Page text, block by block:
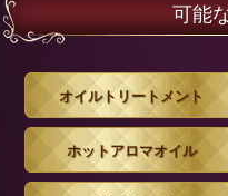
可能
オイルトリートメント
ホットアロマオイル